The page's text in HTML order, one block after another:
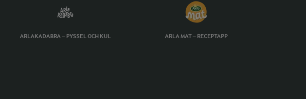
ARLAKADABRA – PYSSEL OCH KUL ARLA MAT – RECEPTAPP